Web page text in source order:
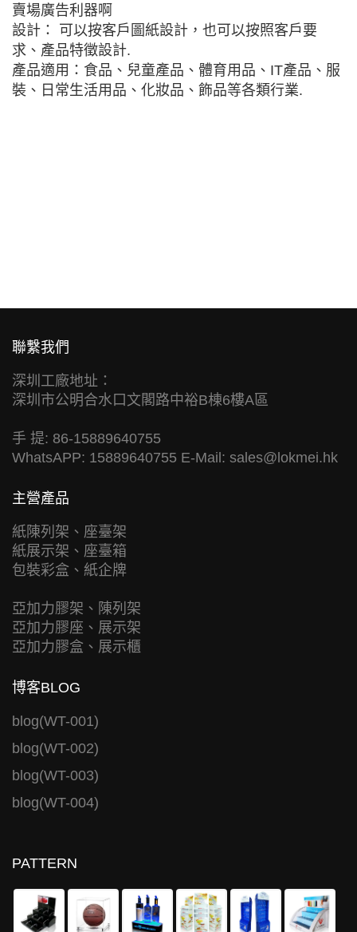
賣場廣告利器啊
設計： 可以按客戶圖紙設計，也可以按照客戶要
求、產品特徵設計.
產品適用：食品、兒童產品、體育用品、IT產品、服
裝、日常生活用品、化妝品、飾品等各類行業.
聯繫我們
深圳工廠地址：
深圳市公明合水口文閣路中裕B棟6樓A區
手 提: 86-15889640755
WhatsAPP: 15889640755 E-Mail: sales@lokmei.hk
主營產品
紙陳列架、座臺架
紙展示架、座臺箱
包裝彩盒、紙企牌
亞加力膠架、陳列架
亞加力膠座、展示架
亞加力膠盒、展示櫃
博客BLOG
blog(WT-001)
blog(WT-002)
blog(WT-003)
blog(WT-004)
PATTERN